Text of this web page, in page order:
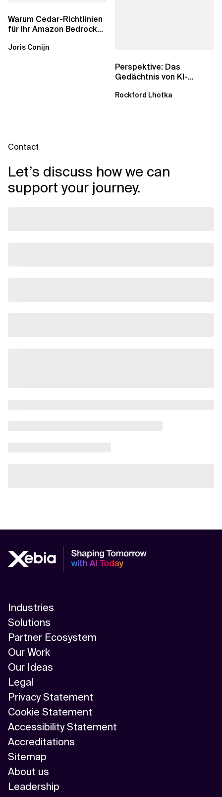
Warum Cedar-Richtlinien
für Ihr Amazon Bedrock
wichtig sind
Joris Conijn
Perspektive: Das
Gedächtnis von KI-
dem...
Rockford Lhotka
Contact
Let’s discuss how we can
support your journey.
Industries
Solutions
Partner Ecosystem
Our Work
Our Ideas
Legal
Privacy Statement
Cookie Statement
Accessibility Statement
Accreditations
Sitemap
About us
Leadership